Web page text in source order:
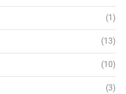
(1)
(13)
(10)
(3)